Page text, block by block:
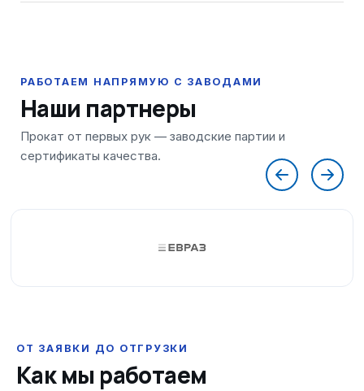
Наши партнеры
ОТ ЗАЯВКИ ДО ОТГРУЗКИ
Как мы работаем